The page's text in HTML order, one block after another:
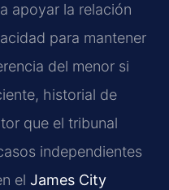
apoyar la relación
para mantener
del menor si
historial de
que el tribunal
independientes
el James City